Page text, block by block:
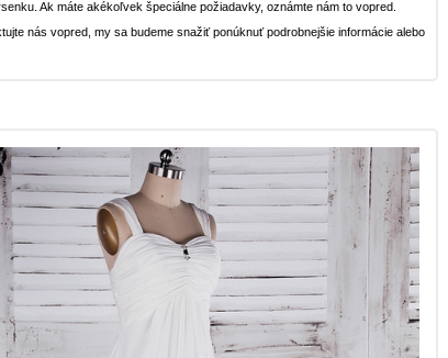
Ak máte akékoľvek špeciálne požiadavky, oznámte nám to vopred.
nás vopred, my sa budeme snažiť ponúknuť podrobnejšie informácie alebo